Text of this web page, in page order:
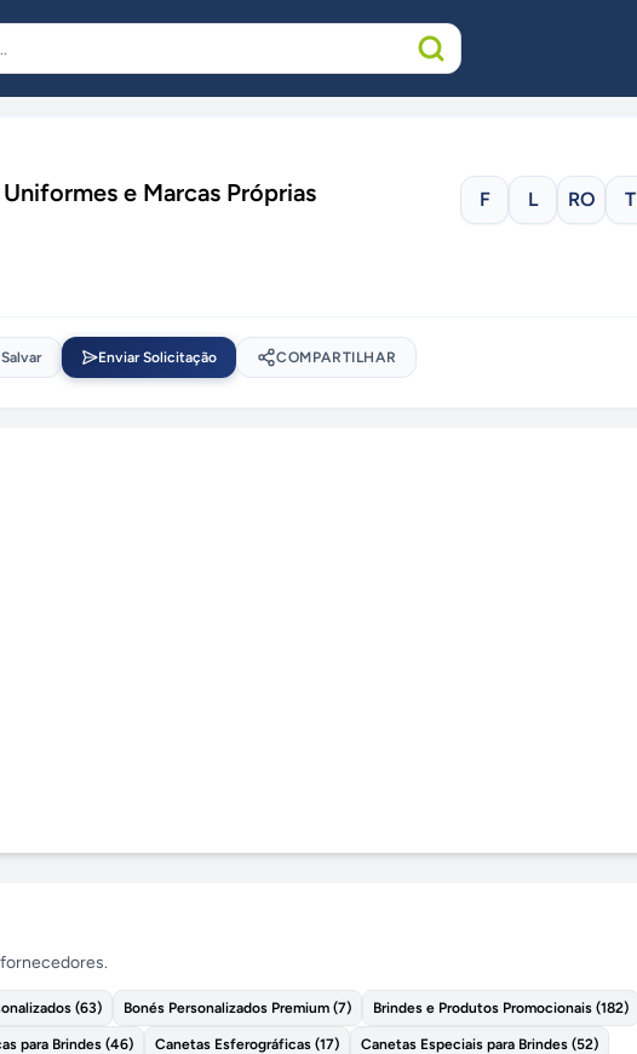
e Marcas Próprias F L RO T
Salvar Enviar Solicitação COMPARTILHAR
(63) Bonés Personalizados Premium (7) Brindes e Produtos Promocionais (182)
para Brindes (46) Canetas Esferográficas (17) Canetas Especiais para Brindes (52)